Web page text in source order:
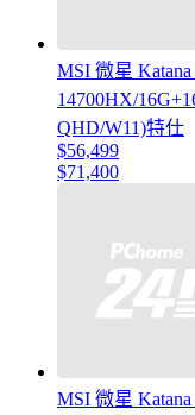
MSI 微星
14700HX/
QHD/W11)特仕
$56,499
$71,400
MSI 微星